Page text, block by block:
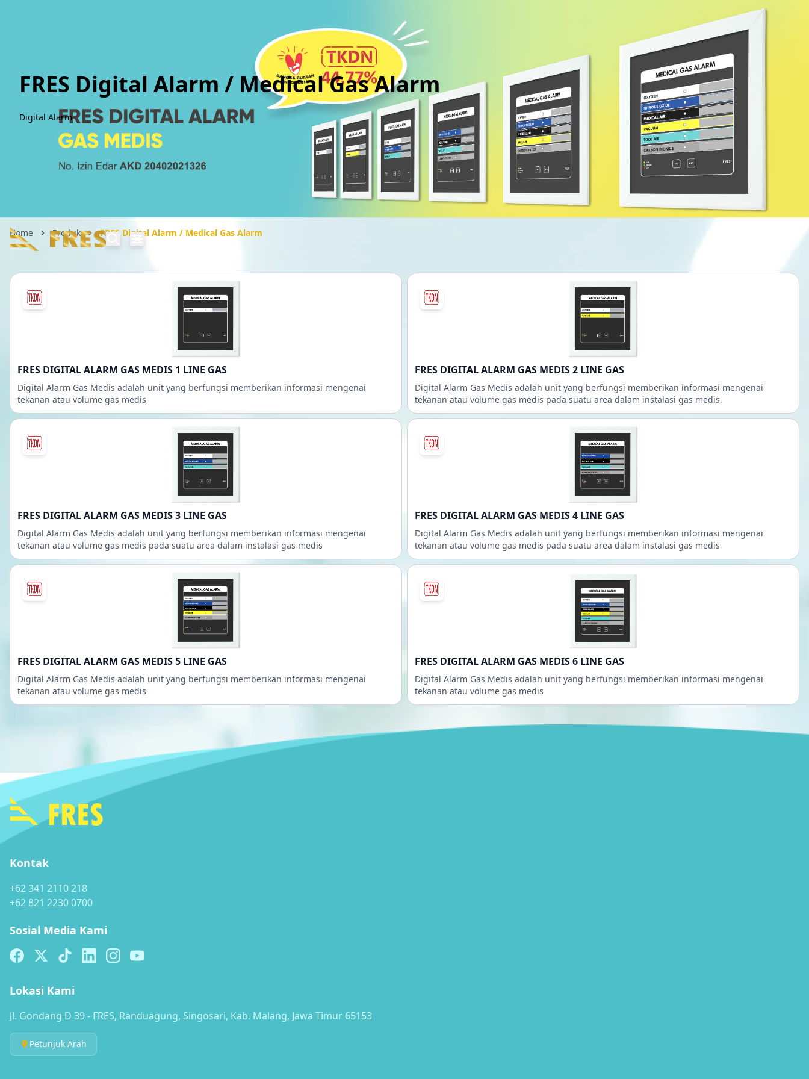
FRES Digital Alarm / Medical Gas Alarm
Digital Alarm
Home Produk FRES Digital Alarm / Medical Gas Alarm
FRES DIGITAL ALARM GAS MEDIS 1 LINE GAS
Digital Alarm Gas Medis adalah unit yang berfungsi memberikan informasi mengenai
tekanan atau volume gas medis
FRES DIGITAL ALARM GAS MEDIS 2 LINE GAS
Digital Alarm Gas Medis adalah unit yang berfungsi memberikan informasi mengenai
tekanan atau volume gas medis pada suatu area dalam instalasi gas medis.
FRES DIGITAL ALARM GAS MEDIS 3 LINE GAS
Digital Alarm Gas Medis adalah unit yang berfungsi memberikan informasi mengenai
tekanan atau volume gas medis pada suatu area dalam instalasi gas medis
FRES DIGITAL ALARM GAS MEDIS 4 LINE GAS
Digital Alarm Gas Medis adalah unit yang berfungsi memberikan informasi mengenai
tekanan atau volume gas medis pada suatu area dalam instalasi gas medis
FRES DIGITAL ALARM GAS MEDIS 5 LINE GAS
Digital Alarm Gas Medis adalah unit yang berfungsi memberikan informasi mengenai
tekanan atau volume gas medis
FRES DIGITAL ALARM GAS MEDIS 6 LINE GAS
Digital Alarm Gas Medis adalah unit yang berfungsi memberikan informasi mengenai
tekanan atau volume gas medis
Kontak
+62 341 2110 218
+62 821 2230 0700
Sosial Media Kami
Lokasi Kami
Jl. Gondang D 39 - FRES, Randuagung, Singosari, Kab. Malang, Jawa Timur 65153
Petunjuk Arah